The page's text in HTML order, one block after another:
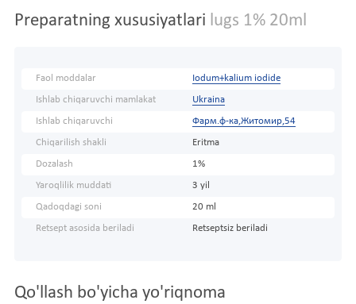
Preparatning xususiyatlari lugs 1% 20ml
Faol moddalar Iodum+kalium iodide
Ishlab chiqaruvchi mamlakat Ukraina
Ishlab chiqaruvchi Фарм.ф-ка,Житомир,54
Chiqarilish shakli Eritma
Dozalash 1%
Yaroqlilik muddati 3 yil
Qadoqdagi soni 20 ml
Retsept asosida beriladi Retseptsiz beriladi
Qo'llash bo'yicha yo'riqnoma